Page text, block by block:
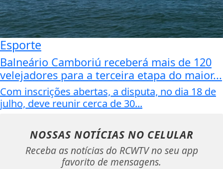
Esporte
Balneário Camboriú receberá mais de 120
velejadores para a terceira etapa do maior...
Com inscrições abertas, a disputa, no dia 18 de
julho, deve reunir cerca de 30...
NOSSAS NOTÍCIAS NO CELULAR
Receba as notícias do RCWTV no seu app
favorito de mensagens.